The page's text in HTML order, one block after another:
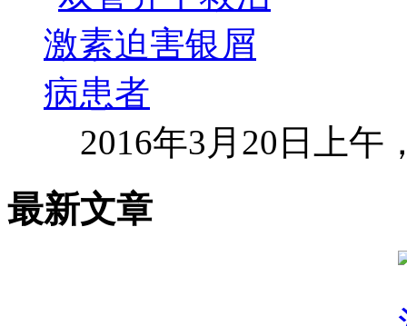
2016年3月20日上午
最新文章